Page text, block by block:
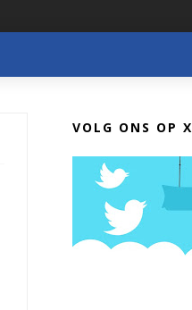
VOLG ONS OP X